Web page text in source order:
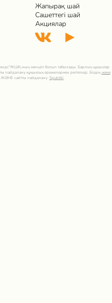
Жапырақ шай
Сашеттегі шай
Акциялар
ның меншігі болып табылады. Барлық құқықтар
пайдалану құқықтық ережелермен реттеледі. Біздіңжеке
ЖӘНЕ сайтты пайдалану. Sputniki.